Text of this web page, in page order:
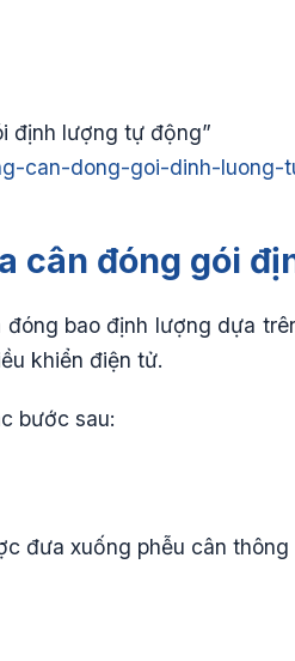
định lượng tự động”
can-dong-goi-dinh-luong-
cân đóng gói
bao định lượng dựa
khiển điện tử.
bước sau:
đưa xuống phễu cân